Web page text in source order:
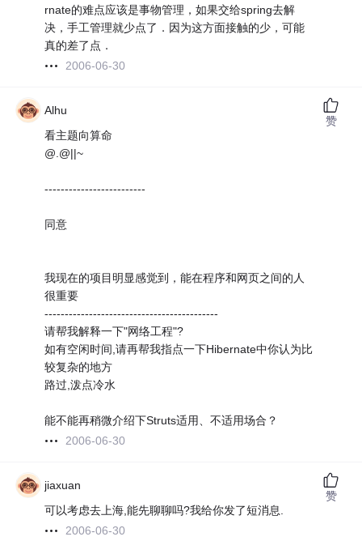
rnate的难点应该是事物管理，如果交给spring去解
决，手工管理就少点了．因为这方面接触的少，可能
真的差了点．
2006-06-30
Alhu
看主题向算命
@.@||~
-------------------------
同意
我现在的项目明显感觉到，能在程序和网页之间的人
很重要
-------------------------------------------
请帮我解释一下"网络工程"?
如有空闲时间,请再帮我指点一下Hibernate中你认为比
较复杂的地方
路过,泼点冷水
能不能再稍微介绍下Struts适用、不适用场合？
2006-06-30
赞
jiaxuan
可以考虑去上海,能先聊聊吗?我给你发了短消息.
2006-06-30
赞